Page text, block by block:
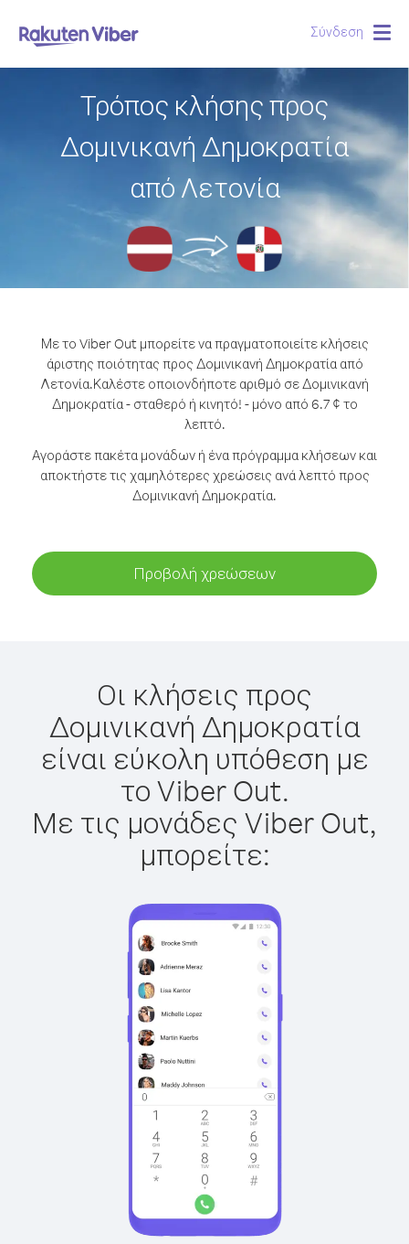
Σύνδεση
Τρόπος κλήσης προς
Δομινικανή Δημοκρατία
από Λετονία
Με το Viber Out μπορείτε να πραγματοποιείτε κλήσεις
άριστης ποιότητας προς Δομινικανή Δημοκρατία από
Λετονία.Καλέστε οποιονδήποτε αριθμό σε Δομινικανή
Δημοκρατία - σταθερό ή κινητό! - μόνο από 6.7 ¢ το
λεπτό.
Αγοράστε πακέτα μονάδων ή ένα πρόγραμμα κλήσεων και
αποκτήστε τις χαμηλότερες χρεώσεις ανά λεπτό προς
Δομινικανή Δημοκρατία.
Προβολή χρεώσεων
Οι κλήσεις προς
Δομινικανή Δημοκρατία
είναι εύκολη υπόθεση με
το Viber Out.
Με τις μονάδες Viber Out,
μπορείτε: